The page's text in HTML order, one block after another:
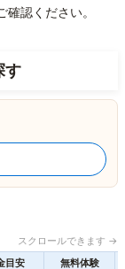
認ください。
す
スクロールできます →
目安 無料体験